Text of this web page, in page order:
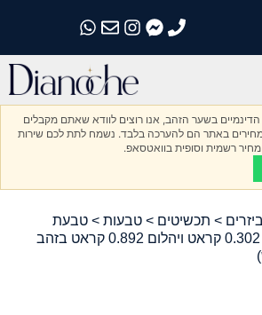
התקשרו אלינו
התקשרו אלינו
התקשרו אלינו
התקשרו אלינו
התקשרו אלינו
הדינמיים בשער הזהב, אנו רוצים לוודא שאתם מקבלים
באתר הם להערכה בלבד. נשמח לתת לכם שירות
רשמית וסופית בוואטסאפ.
> תכשיטים > טבעות > טבעת
הצהרה וינטג' עם רובי 0.302 קראט ויהלום 0.892 קראט בזהב